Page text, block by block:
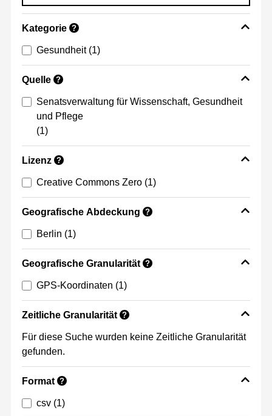
Kategorie ?
Gesundheit (1)
Quelle ?
Senatsverwaltung für Wissenschaft, Gesundheit
und Pflege
(1)
Lizenz ?
Creative Commons Zero (1)
Geografische Abdeckung ?
Berlin (1)
Geografische Granularität ?
GPS-Koordinaten (1)
Zeitliche Granularität ?
Für diese Suche wurden keine Zeitliche Granularität
gefunden.
Format ?
csv (1)